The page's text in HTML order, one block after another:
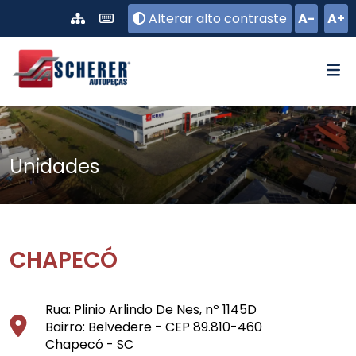
Alterar alto contraste
A- A+
Unidades
CHAPECÓ
Rua: Plinio Arlindo De Nes, nº 1145D
Bairro: Belvedere - CEP 89.810-460
Chapecó - SC